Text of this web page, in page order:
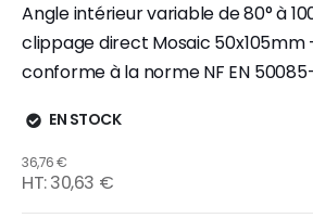
Angle intérieur variable de 80° à
clippage direct Mosaic
conforme à la norme NF EN
EN STOCK
36,76 €
30,63 €